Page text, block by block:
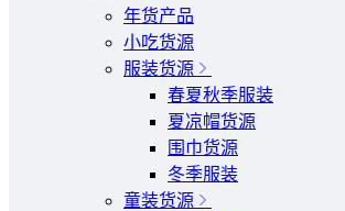
年货产品
小吃货源
服装货源
春夏秋季服装
夏凉帽货源
围巾货源
冬季服装
童装货源